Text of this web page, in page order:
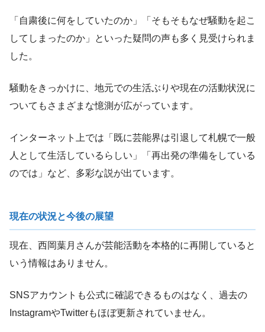
「自粛後に何をしていたのか」「そもそもなぜ騒動を起こ
してしまったのか」といった疑問の声も多く見受けられま
した。
騒動をきっかけに、地元での生活ぶりや現在の活動状況に
ついてもさまざまな憶測が広がっています。
インターネット上では「既に芸能界は引退して札幌で一般
人として生活しているらしい」「再出発の準備をしている
のでは」など、多彩な説が出ています。
現在の状況と今後の展望
現在、西岡葉月さんが芸能活動を本格的に再開していると
いう情報はありません。
SNSアカウントも公式に確認できるものはなく、過去の
InstagramやTwitterもほぼ更新されていません。